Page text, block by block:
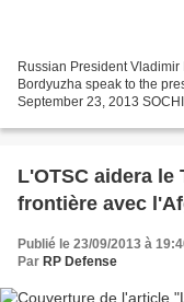
Russian President
Bordyuzha speak to the
September 23, 2013
L'OTSC aidera
frontière avec
Publié le 23/09/2013 à
Par RP Defense